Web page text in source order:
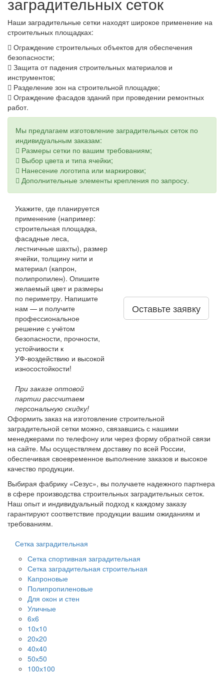
Наши заградительные сетки находят широкое применение на
строительных площадках:
Ограждение строительных объектов для обеспечения
безопасности;
Защита от падения строительных материалов и
инструментов;
Разделение зон на строительной площадке;
Ограждение фасадов зданий при проведении ремонтных
работ.
Мы предлагаем изготовление заградительных сеток по
индивидуальным заказам:
Размеры сетки по вашим требованиям;
Выбор цвета и типа ячейки;
Нанесение логотипа или маркировки;
Дополнительные элементы крепления по запросу.
Укажите, где планируется
применение (например:
строительная площадка,
фасадные леса,
лестничные шахты), размер
ячейки, толщину нити и
материал (капрон,
полипропилен). Опишите
желаемый цвет и размеры
по периметру. Напишите
нам — и получите
профессиональное
решение с учётом
безопасности, прочности,
устойчивости к
УФ‑воздействию и высокой
износостойкости!
При заказе оптовой
партии рассчитаем
персональную скидку!
Оставьте заявку
Оформить заказ на изготовление строительной
заградительной сетки можно, связавшись с нашими
менеджерами по телефону или через форму обратной связи
на сайте. Мы осуществляем доставку по всей России,
обеспечивая своевременное выполнение заказов и высокое
качество продукции.
Выбирая фабрику «Сезус», вы получаете надежного партнера
в сфере производства строительных заградительных сеток.
Наш опыт и индивидуальный подход к каждому заказу
гарантируют соответствие продукции вашим ожиданиям и
требованиям.
Сетка заградительная
Сетка спортивная заградительная
Сетка заградительная строительная
Капроновые
Полипропиленовые
Для окон и стен
Уличные
6х6
10х10
20х20
40х40
50х50
100х100